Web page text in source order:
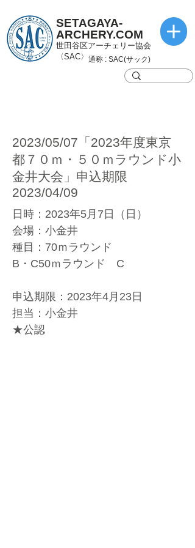
SETAGAYA-
ARCHERY.COM
世田谷区アーチェリー協会
〈SAC〉 通称 : SAC(サック)
2023/05/07「2023年度東京
都７０ｍ・５０ｍラウンド小
金井大会」申込期限
2023/04/09
日時：2023年5月7日（日）
会場：小金井
種目：70ｍラウンド
B・C50ｍラウンド C
申込期限：2023年4月23日
担当：小金井
★公認